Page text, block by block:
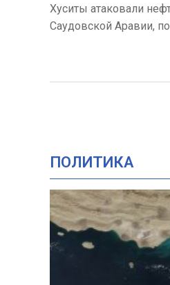
Хуситы атаковали
Саудовской Аравии,
ПОЛИТИКА